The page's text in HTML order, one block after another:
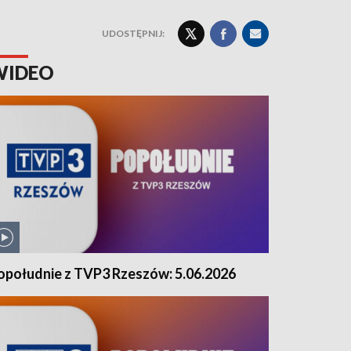
UDOSTĘPNIJ:
z TVP3 Rzeszów: 5.06.2026